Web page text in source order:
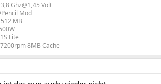
Ghz@1,45 Volt
Mod
MB
Lite
8MB Cache